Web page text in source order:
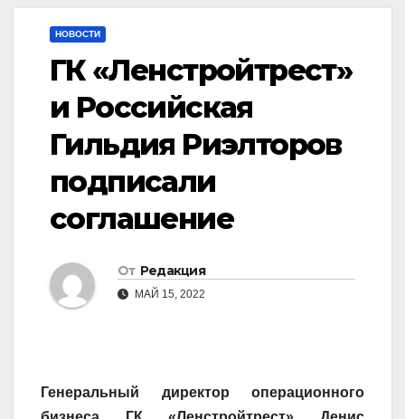
НОВОСТИ
ГК «Ленстройтрест»
и Российская
Гильдия Риэлторов
подписали
соглашение
От Редакция
МАЙ 15, 2022
Генеральный директор операционного